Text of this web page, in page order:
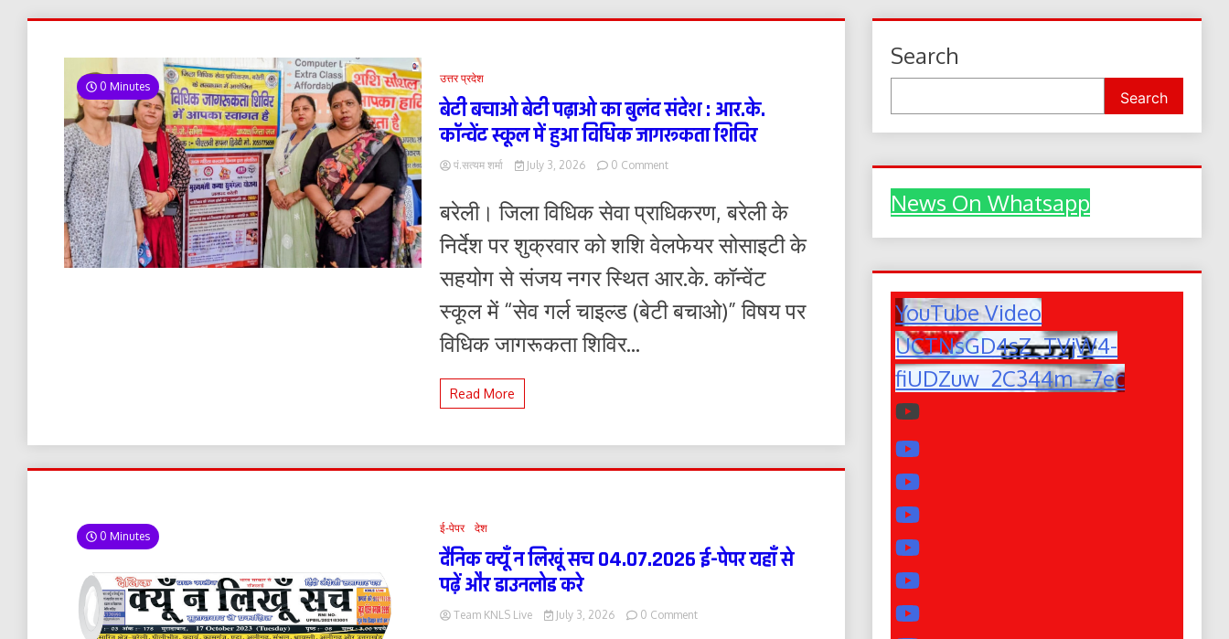
0 Minutes
उत्तर प्रदेश
बेटी बचाओ बेटी पढ़ाओ का बुलंद संदेश : आर.के.
कॉन्वेंट स्कूल में हुआ विधिक जागरूकता शिविर
पं.सत्यम शर्मा July 3, 2026 0 Commenton
बेटी
पढ़ाओ
का
संदेश
आर.के.
बरेली। जिला विधिक सेवा प्राधिकरण, बरेली के
निर्देश पर शुक्रवार को शशि वेलफेयर सोसाइटी के
सहयोग से संजय नगर स्थित आर.के. कॉन्वेंट
स्कूल में “सेव गर्ल चाइल्ड (बेटी बचाओ)” विषय पर
विधिक जागरूकता शिविर...
Read More
0 Minutes
ई-पेपर देश
दैनिक क्यूँ न लिखूं सच 04.07.2026 ई-पेपर यहाँ से
पढ़ें और डाउनलोड करे
Team KNLS Live July 3, 2026 0 Commenton
Search
Search
News On Whatsapp
YouTube Video
UCTNsGD4sZ_TVjW4-
fiUDZuw_2C344m_-7ec